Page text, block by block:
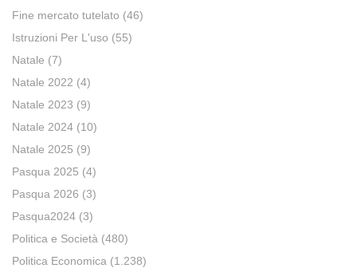
Fine mercato tutelato (46)
Istruzioni Per L'uso (55)
Natale (7)
Natale 2022 (4)
Natale 2023 (9)
Natale 2024 (10)
Natale 2025 (9)
Pasqua 2025 (4)
Pasqua 2026 (3)
Pasqua2024 (3)
Politica e Società (480)
Politica Economica (1.238)